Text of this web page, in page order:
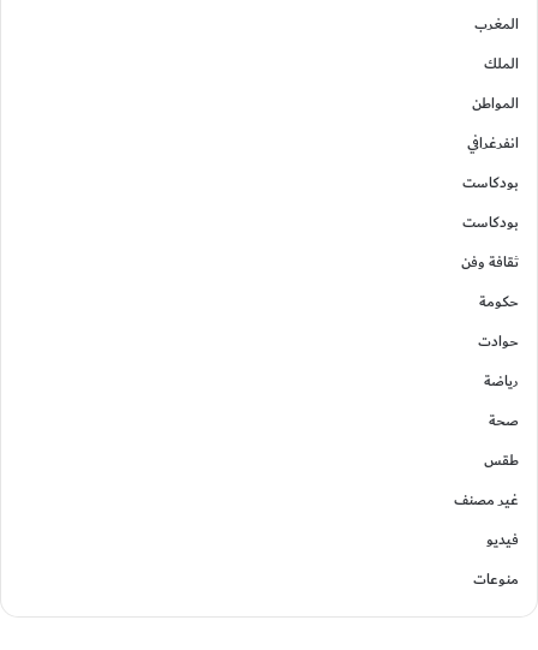
المغرب
الملك
المواطن
انفرغرافي
بودكاست
بودكاست
ثقافة وفن
حكومة
حوادت
رياضة
صحة
طقس
غير مصنف
فيديو
منوعات